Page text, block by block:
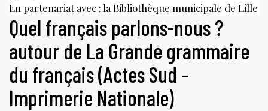
En partenariat avec : la Bibliothèque municipale de Lille
Quel français parlons-nous ?
autour de La Grande grammaire
du français (Actes Sud –
Imprimerie Nationale)